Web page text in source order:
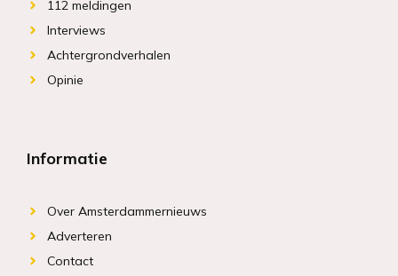
112 meldingen
Interviews
Achtergrondverhalen
Opinie
Informatie
Over Amsterdammernieuws
Adverteren
Contact